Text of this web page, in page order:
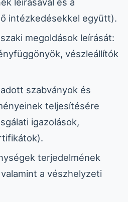
intézkedésekkel együtt).
megoldások leírását:
vészleállítók
szabványok és
teljesítésére
igazolások,
terjedelmének
a vészhelyzeti